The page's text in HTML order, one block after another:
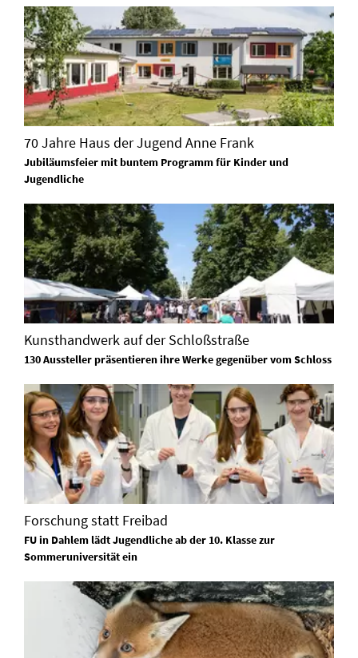
70 Jahre Haus der Jugend Anne Frank
Jubiläumsfeier mit buntem Programm für Kinder und
Jugendliche
Kunsthandwerk auf der Schloßstraße
130 Aussteller präsentieren ihre Werke gegenüber vom Schloss
Forschung statt Freibad
FU in Dahlem lädt Jugendliche ab der 10. Klasse zur
Sommeruniversität ein